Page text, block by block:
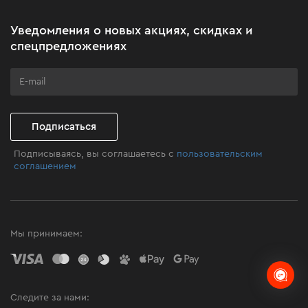
Клуб мастерства
Уведомления о новых акциях, скидках и
спецпредложениях
Подписаться
Подписываясь, вы соглашаетесь с пользовательским
соглашением
Мы принимаем:
Следите за нами: